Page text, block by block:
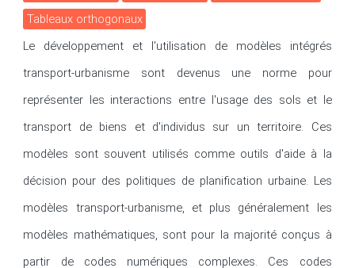
tableaux orthogonaux
Le développement et l'utilisation de modèles intégrés
transport-urbanisme sont devenus une norme pour
représenter les interactions entre l'usage des sols et le
transport de biens et d'individus sur un territoire. Ces
modèles sont souvent utilisés comme outils d'aide à la
décision pour des politiques de planification urbaine. Les
modèles transport-urbanisme, et plus généralement les
modèles mathématiques, sont pour la majorité conçus à
partir de codes numériques complexes. Ces codes